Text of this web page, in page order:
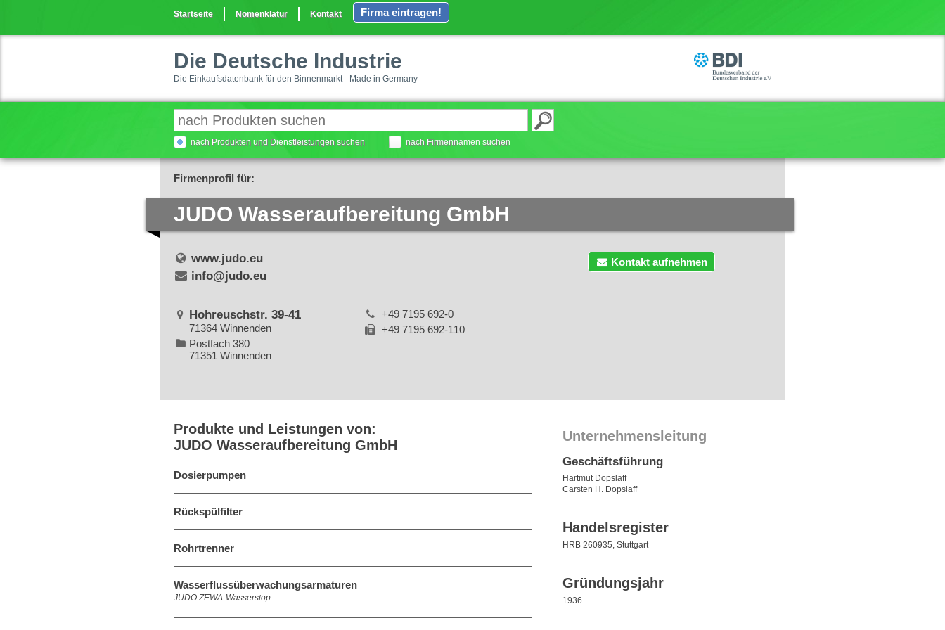
Startseite Nomenklatur Kontakt Firma eintragen!
Die Deutsche Industrie
Die Einkaufsdatenbank für den Binnenmarkt - Made in Germany
nach Produkten und Dienstleistungen suchen nach Firmennamen suchen
Firmenprofil für:
JUDO Wasseraufbereitung GmbH
Kontakt aufnehmen
www.judo.eu
info@judo.eu
Hohreuschstr. 39-41
71364 Winnenden
Postfach 380
71351 Winnenden
+49 7195 692-0
+49 7195 692-110
Produkte und Leistungen von:
JUDO Wasseraufbereitung GmbH
Dosierpumpen
Rückspülfilter
Rohrtrenner
Wasserflussüberwachungsarmaturen
JUDO ZEWA-Wasserstop
Unternehmensleitung
Geschäftsführung
Hartmut Dopslaff
Carsten H. Dopslaff
Handelsregister
HRB 260935, Stuttgart
Gründungsjahr
1936